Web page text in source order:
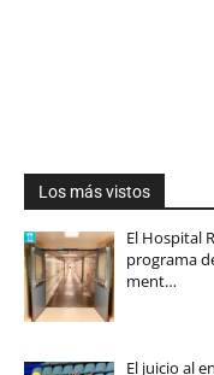
Los más vistos
El Hospital
programa
ment…
El juicio al